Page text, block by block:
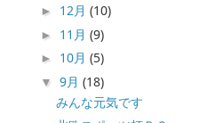
► 12月(10)
► 11月(9)
► 10月(5)
▼9月(18)
みんな元気です